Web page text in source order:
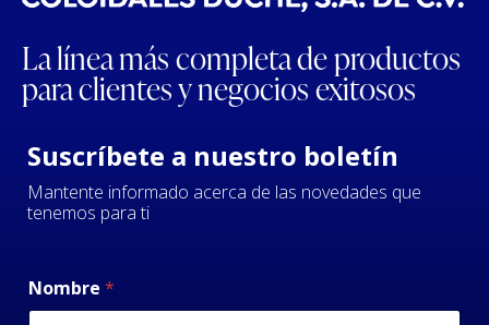
La línea más completa de productos
para clientes y negocios exitosos
Suscríbete a nuestro boletín
Mantente informado acerca de las novedades que
tenemos para ti
Nombre *